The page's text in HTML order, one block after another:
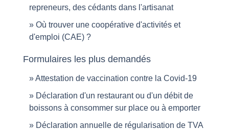
repreneurs, des cédants dans l'artisanat
Où trouver une coopérative d'activités et
d'emploi (CAE) ?
Formulaires les plus demandés
Attestation de vaccination contre la Covid‑19
Déclaration d'un restaurant ou d'un débit de
boissons à consommer sur place ou à emporter
Déclaration annuelle de régularisation de TVA